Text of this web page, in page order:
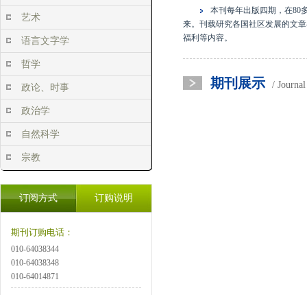
艺术
语言文字学
哲学
政论、时事
政治学
自然科学
宗教
订阅方式 订购说明
期刊订购电话：
010-64038344
010-64038348
010-64014871
本刊每年出版四期，在80
来。刊载研究各国社区发展的文
福利等内容。
期刊展示 /